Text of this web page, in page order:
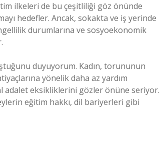
ilkeleri de bu çeşitliliği göz önünde
hedefler. Ancak, sokakta ve iş yerinde
durumlarına ve sosyoekonomik
duyuyorum. Kadın, torununun
yönelik daha az yardım
adalet eksikliklerini gözler önüne seriyor.
eğitim hakkı, dil bariyerleri gibi